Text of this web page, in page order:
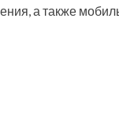
а также